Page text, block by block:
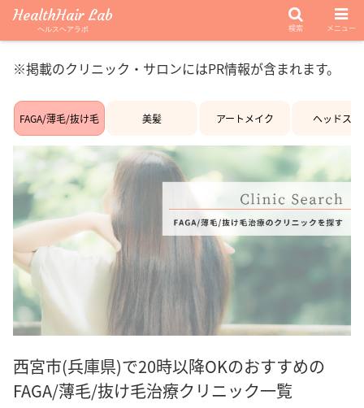
※掲載のクリニック・サロンにはPR情報が含まれます。
FAGA/薄毛/抜け毛 美髪 アートメイク ヘッドスパ
西宮市(兵庫県)で20時以降OKのおすすめの
FAGA/薄毛/抜け毛治療クリニック一覧
HealthHair Lab
ヘルスヘアラボ 検索 メニュー